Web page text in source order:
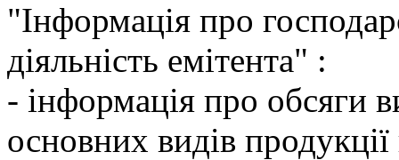
"Iнформацiя про
дiяльнiсть емiтента" :
- iнформацiя про обсяги
основних видiв